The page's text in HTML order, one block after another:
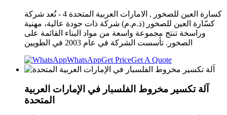
كسارة العين للصخور , الامارات العربية المتحدة 4 - تُعد شركة
كسّارة العين للصخور (ذ.م.م) شركة ذات جودة عالية، مهنية
وراسخة تنتج مجموعة واسعة من مواد البناء القائمة على
الصخور. تأسست الشركة في عام 2003 في الطويين
WhatsAppGet PriceGet A Quote
آلة تكسير مخروط الفلسبار في الإمارات العربية
المتحدة